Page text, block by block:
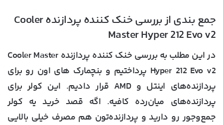
جمع بندی از بررسی خنک کننده پردازنده Cooler
Master Hyper 212 Evo v2
در این مطلب به بررسی خنک کننده پردازنده Cooler Master
Hyper 212 Evo v2 پرداختیم و بنچمارک های اون رو برای
پردازنده‌های اینتل و AMD قرار دادیم. این کولر برای
پردازنده‌های میان‌رده کافیه. اگه قصد خرید یه کولر
جمع‌وجور رو دارید و پردازنده‌تون هم مصرف خیلی بالایی